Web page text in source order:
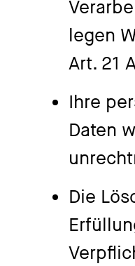
legen
Art. 21
Ihre
Daten
Die